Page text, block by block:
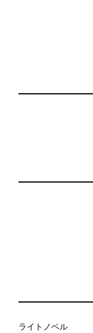
ライトノベル